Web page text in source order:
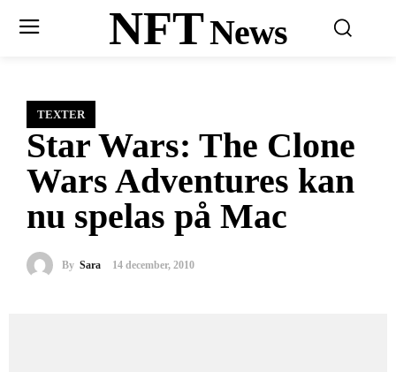
NFTNews
TEXTER
Star Wars: The Clone
Wars Adventures kan
nu spelas på Mac
By Sara 14 december, 2010